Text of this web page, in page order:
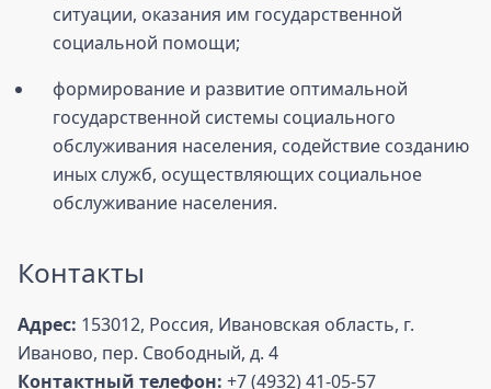
ситуации, оказания им государственной
социальной помощи;
формирование и развитие оптимальной
государственной системы социального
обслуживания населения, содействие созданию
иных служб, осуществляющих социальное
обслуживание населения.
Контакты
Адрес: 153012, Россия, Ивановская область, г.
Иваново, пер. Свободный, д. 4
Контактный телефон: +7 (4932) 41-05-57